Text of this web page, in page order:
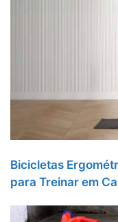
Bicicletas
para Treinar em